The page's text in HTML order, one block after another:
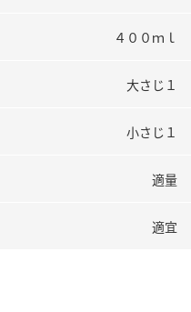
４００ｍｌ
大さじ１
小さじ１
適量
適宜